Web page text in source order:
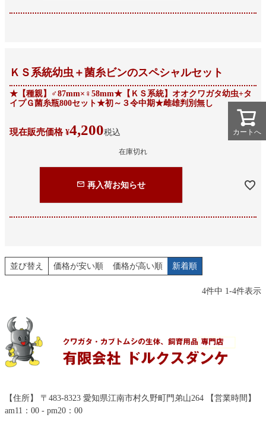
ＫＳ系統幼虫＋菌糸ビンのスペシャルセット
★【種親】♂87mm×♀58mm★【ＫＳ系統】オオクワガタ幼虫+タ
イプＧ菌糸瓶800セット★初～３令中期★雌雄判別無し
現在販売価格 ¥4,200税込
在庫切れ
再入荷お知らせ
並び替え 価格が安い順 価格が高い順 新着順
4件中 1 -4件表示
【住所】 〒483-8323 愛知県江南市村久野町門弟山264 【営業時間】
am11：00 - pm20：00
カートへ
カートへ